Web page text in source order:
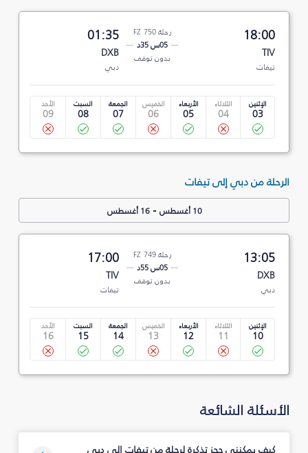
18:00
TIV
تيفات
رحلة FZ 750
05س 35د
بدون توقف
01:35
DXB
دبي
الإثنين
03
الثلاثاء
04
الأربعاء
05
الخميس
06
الجمعة
07
السبت
08
الأحد
09
الرحلة من دبي إلى تيفات
10 أغسطس -16 أغسطس
13:05
DXB
دبي
رحلة FZ 749
05س 55د
بدون توقف
17:00
TIV
تيفات
الإثنين
10
الثلاثاء
11
الأربعاء
12
الخميس
13
الجمعة
14
السبت
15
الأحد
16
الأسئلة الشائعة
كيف يمكنني حجز تذكرة لرحلة من تيفات إلى دبي